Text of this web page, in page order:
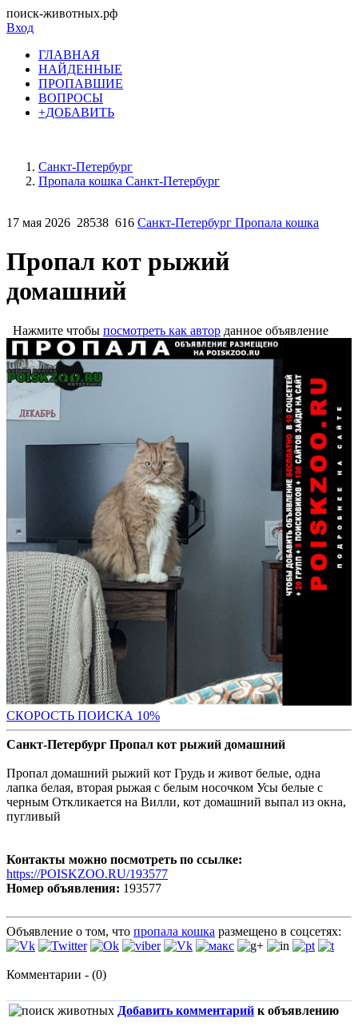
поиск-животных.рф
Вход
ГЛАВНАЯ
НАЙДЕННЫЕ
ПРОПАВШИЕ
ВОПРОСЫ
+ДОБАВИТЬ
Санкт-Петербург
Пропала кошка Санкт-Петербург
17 мая 2026 28538 616 Санкт-Петербург Пропала кошка
Пропал кот рыжий
домашний
Нажмите чтобы посмотреть как автор данное объявление
СКОРОСТЬ ПОИСКА 10%
Санкт-Петербург Пропал кот рыжий домашний
Пропал домашний рыжий кот Грудь и живот белые, одна
лапка белая, вторая рыжая с белым носочком Усы белые с
черным Откликается на Вилли, кот домашний выпал из окна,
пугливый
Контакты можно посмотреть по ссылке:
https://POISKZOO.RU/193577
Номер объявления: 193577
Объявление о том, что пропала кошка размещено в соцсетях:
Комментарии - (0)
Добавить комментарий к объявлению